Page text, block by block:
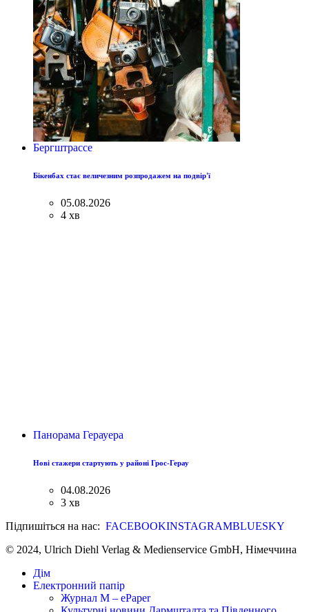
Бергштрассе
Бікенбах стає величезним розпродажем на подвір'ї
05.08.2026
4 хв
Панорама Герауера
Нові стажери стартують у районі Грос-Герау
04.08.2026
3 хв
Підпишіться на нас: FACEBOOKINSTAGRAMBLUESKY
© 2024, Ulrich Diehl Verlag & Medienservice GmbH, Німеччина
Дім
Електронний папір
Журнал M – ePaper